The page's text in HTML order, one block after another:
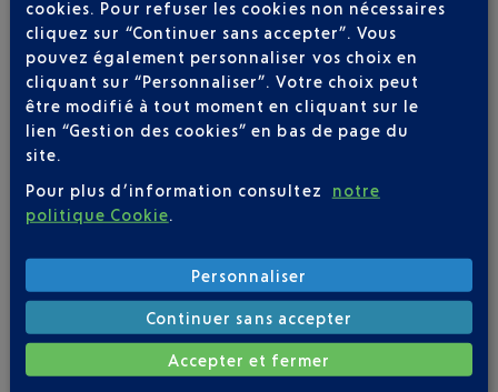
JE DÉCOUVRE
cookies. Pour refuser les cookies non nécessaires
cliquez sur “Continuer sans accepter”. Vous
pouvez également personnaliser vos choix en
cliquant sur “Personnaliser”. Votre choix peut
être modifié à tout moment en cliquant sur le
lien “Gestion des cookies” en bas de page du
site.
Pour plus d’information consultez
notre
politique Cookie.
Personnaliser
Continuer sans accepter
Accepter et fermer